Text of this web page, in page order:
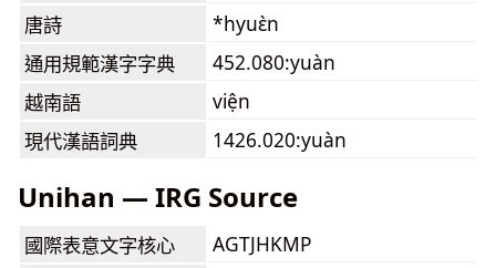
唐詩
*hyuɛ̀n
通用規範漢字字典
452.080:yuàn
越南語
viện
現代漢語詞典
1426.020:yuàn
Unihan — IRG Source
國際表意文字核心
AGTJHKMP